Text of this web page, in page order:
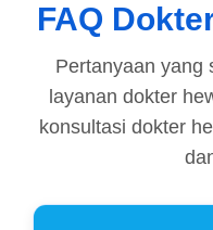
FAQ
Pertanyaan yang
layanan dokter
konsultasi dokter